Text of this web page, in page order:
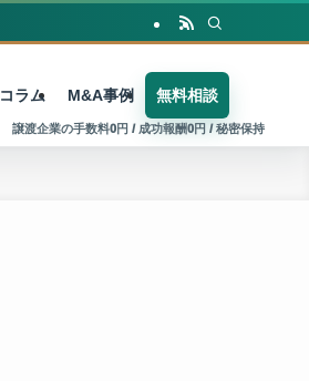
コラム M&A事例 無料相談